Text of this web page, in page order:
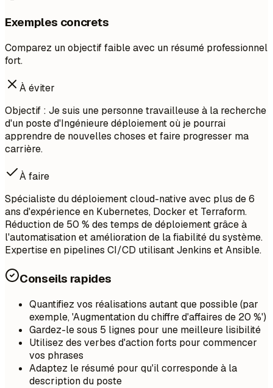
Exemples concrets
Comparez un objectif faible avec un résumé professionnel
fort.
À éviter
Objectif : Je suis une personne travailleuse à la recherche
d'un poste d'Ingénieure déploiement où je pourrai
apprendre de nouvelles choses et faire progresser ma
carrière.
À faire
Spécialiste du déploiement cloud-native avec plus de 6
ans d'expérience en Kubernetes, Docker et Terraform.
Réduction de 50 % des temps de déploiement grâce à
l'automatisation et amélioration de la fiabilité du système.
Expertise en pipelines CI/CD utilisant Jenkins et Ansible.
Conseils rapides
Quantifiez vos réalisations autant que possible (par
exemple, 'Augmentation du chiffre d'affaires de 20 %')
Gardez-le sous 5 lignes pour une meilleure lisibilité
Utilisez des verbes d'action forts pour commencer
vos phrases
Adaptez le résumé pour qu'il corresponde à la
description du poste